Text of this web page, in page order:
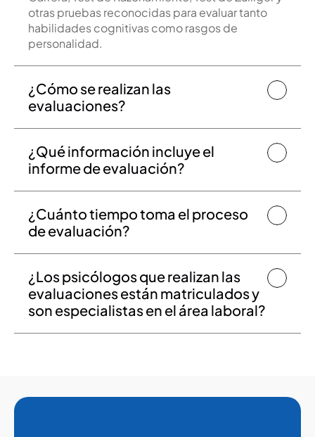
otras pruebas reconocidas para evaluar tanto
habilidades cognitivas como rasgos de
¿Cómo se realizan las
evaluaciones?
¿Qué información incluye el
informe de evaluación?
¿Cuánto tiempo toma el proceso
de evaluación?
¿Los psicólogos que realizan las
evaluaciones están matriculados y
son especialistas en el área laboral?